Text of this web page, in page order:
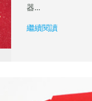
器...
繼續閱讀